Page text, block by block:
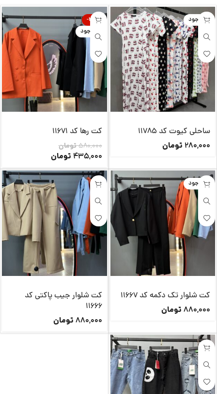
ناموجود
ساحلی کیوت کد 11785
280,000 تومان
-25%
ناموجود
کت رها کد 11671
580,000تومان
435,000 تومان
ناموجود
کت شلوار تک دکمه کد 11667
880,000 تومان
کت شلوار جیب پاکتی کد
11666
880,000 تومان